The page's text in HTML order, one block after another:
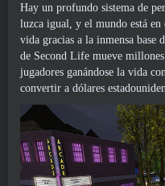
Hay un profundo sistema de
luzca igual, y el mundo está
vida gracias a la inmensa base
de Second Life mueve
jugadores ganándose la vida
convertir a dólares